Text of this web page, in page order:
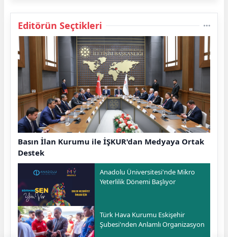
Editörün Seçtikleri
Basın İlan Kurumu ile İŞKUR'dan Medyaya Ortak
Destek
Anadolu Üniversitesi'nde Mikro
Yeterlilik Dönemi Başlıyor
Türk Hava Kurumu Eskişehir
Şubesi'nden Anlamlı Organizasyon